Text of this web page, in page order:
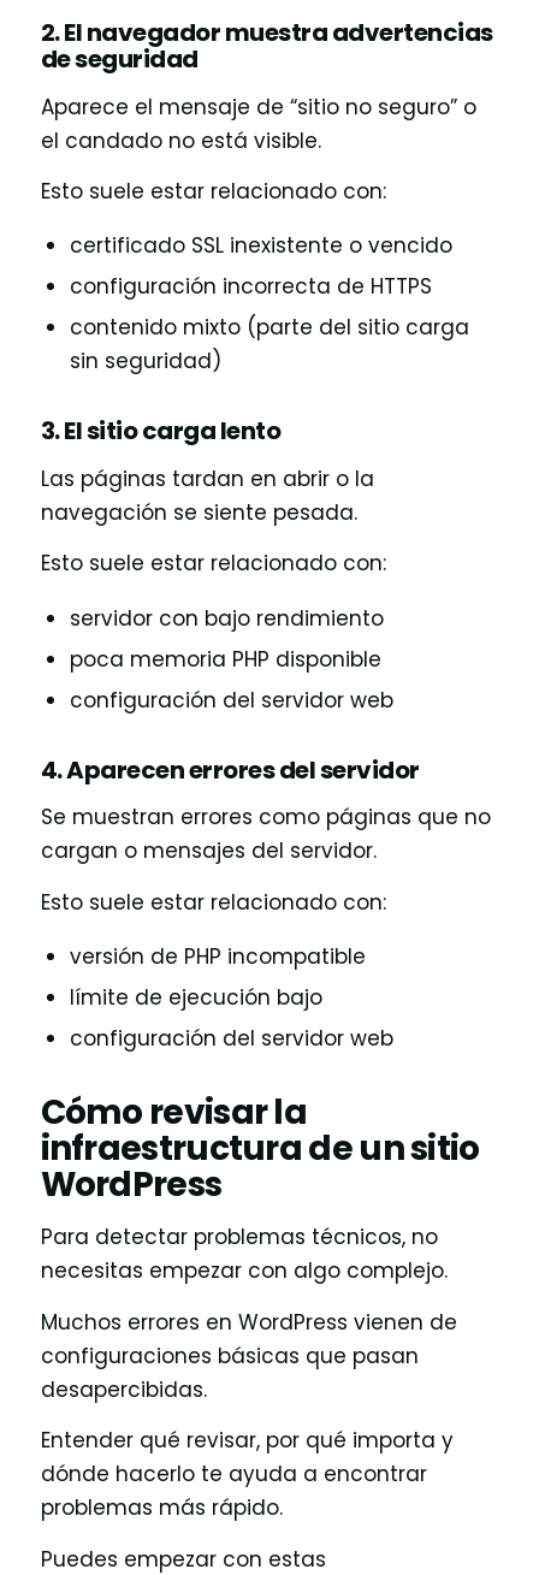
2. El navegador muestra advertencias
de seguridad
Aparece el mensaje de “sitio no seguro” o
el candado no está visible.
Esto suele estar relacionado con:
certificado SSL inexistente o vencido
configuración incorrecta de HTTPS
contenido mixto (parte del sitio carga
sin seguridad)
3. El sitio carga lento
Las páginas tardan en abrir o la
navegación se siente pesada.
Esto suele estar relacionado con:
servidor con bajo rendimiento
poca memoria PHP disponible
configuración del servidor web
4. Aparecen errores del servidor
Se muestran errores como páginas que no
cargan o mensajes del servidor.
Esto suele estar relacionado con:
versión de PHP incompatible
límite de ejecución bajo
configuración del servidor web
Cómo revisar la
infraestructura de un sitio
WordPress
Para detectar problemas técnicos, no
necesitas empezar con algo complejo.
Muchos errores en WordPress vienen de
configuraciones básicas que pasan
desapercibidas.
Entender qué revisar, por qué importa y
dónde hacerlo te ayuda a encontrar
problemas más rápido.
Puedes empezar con estas